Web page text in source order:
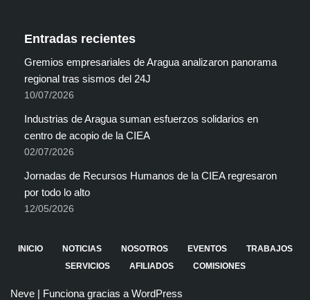
Entradas recientes
Gremios empresariales de Aragua analizaron panorama
regional tras sismos del 24J
10/07/2026
Industrias de Aragua suman esfuerzos solidarios en
centro de acopio de la CIEA
02/07/2026
Jornadas de Recursos Humanos de la CIEA regresaron
por todo lo alto
12/05/2026
INICIO NOTICIAS NOSOTROS EVENTOS
TRABAJOS
SERVICIOS
AFILIADOS COMISIONES
Neve | Funciona gracias a WordPress